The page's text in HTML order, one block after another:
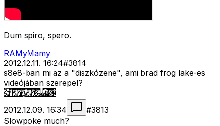
Dum spiro, spero.
RAMyMamy
2012.12.11. 16:24#3814
s8e8-ban mi az a "diszkózene", ami brad frog lake-es
videójában szerepel?
2012.12.09. 16:34 #3813
Slowpoke much?